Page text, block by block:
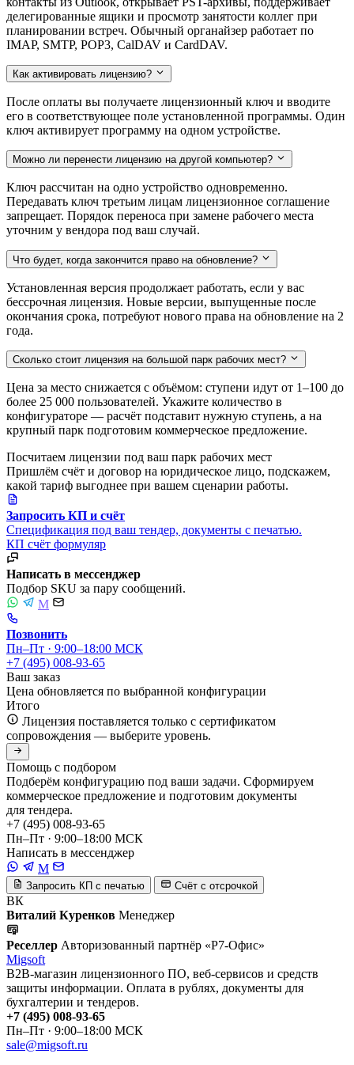
делегированные ящики и просмотр занятости коллег при
планировании встреч. Обычный органайзер работает по
IMAP, SMTP, POP3, CalDAV и CardDAV.
Как активировать лицензию?
После оплаты вы получаете лицензионный ключ и вводите
его в соответствующее поле установленной программы. Один
ключ активирует программу на одном устройстве.
Можно ли перенести лицензию на другой компьютер?
Ключ рассчитан на одно устройство одновременно.
Передавать ключ третьим лицам лицензионное соглашение
запрещает. Порядок переноса при замене рабочего места
уточним у вендора под ваш случай.
Что будет, когда закончится право на обновление?
Установленная версия продолжает работать, если у вас
бессрочная лицензия. Новые версии, выпущенные после
окончания срока, потребуют нового права на обновление на 2
года.
Сколько стоит лицензия на большой парк рабочих мест?
Цена за место снижается с объёмом: ступени идут от 1–100 до
более 25 000 пользователей. Укажите количество в
конфигураторе — расчёт подставит нужную ступень, а на
крупный парк подготовим коммерческое предложение.
Посчитаем лицензии под ваш парк рабочих мест
Пришлём счёт и договор на юридическое лицо, подскажем,
какой тариф выгоднее при вашем сценарии работы.
Запросить КП и счёт
Спецификация под ваш тендер, документы с печатью.
КП счёт формуляр
Написать в мессенджер
Подбор SKU за пару сообщений.
M
Позвонить
Пн–Пт · 9:00–18:00 МСК
+7 (495) 008-93-65
Ваш заказ
Цена обновляется по выбранной конфигурации
Итого
Лицензия поставляется только с сертификатом
сопровождения — выберите уровень.
Помощь с подбором
Подберём конфигурацию под ваши задачи. Сформируем
коммерческое предложение и подготовим документы
для тендера.
+7 (495) 008-93-65
Пн–Пт · 9:00–18:00 МСК
Написать в мессенджер
M
Запросить КП с печатью Счёт с отсрочкой
ВК
Виталий Куренков Менеджер
Реселлер Авторизованный партнёр «Р7-Офис»
Migsoft
B2B-магазин лицензионного ПО, веб-сервисов и средств
защиты информации. Оплата в рублях, документы для
бухгалтерии и тендеров.
+7 (495) 008-93-65
Пн–Пт · 9:00–18:00 МСК
sale@migsoft.ru